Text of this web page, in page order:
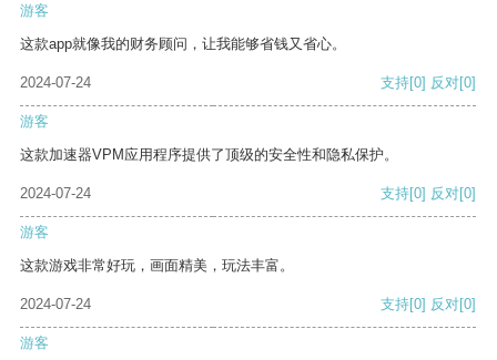
游客
这款app就像我的财务顾问，让我能够省钱又省心。
2024-07-24 支持[0] 反对[0]
游客
这款加速器VPM应用程序提供了顶级的安全性和隐私保护。
2024-07-24 支持[0] 反对[0]
游客
这款游戏非常好玩，画面精美，玩法丰富。
2024-07-24 支持[0] 反对[0]
游客